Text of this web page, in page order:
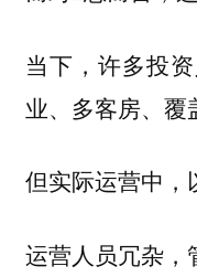
当下，许多投
业、多客房、覆
但实际运营中，
运营人员冗杂，